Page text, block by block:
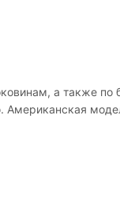
а также по
Американская